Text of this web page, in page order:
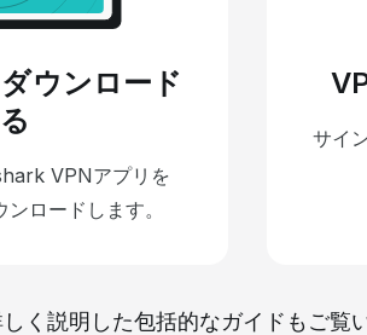
ウンロード
VPNアプリを
ンロードします。
サイ
く説明した包括的なガイドもご覧